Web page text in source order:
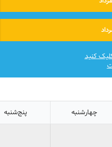
کنید
چهارشنبه پنج‌شنبه